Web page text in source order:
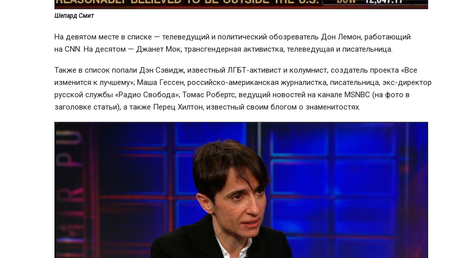
Шепард Смит
На девятом месте в списке — телеведущий и политический обозреватель Дон Лемон, работающий
на CNN. На десятом — Джанет Мок, трансгендерная активистка, телеведущая и писательница.
Также в список попали Дэн Сэвидж, известный ЛГБТ-активист и колумнист, создатель проекта «Все
изменится к лучшему»; Маша Гессен, российско-американская журналистка, писательница, экс-директор
русской службы «Радио Свобода»; Томас Робертс, ведущий новостей на канале MSNBC (на фото в
заголовке статьи), а также Перец Хилтон, известный своим блогом о знаменитостях.